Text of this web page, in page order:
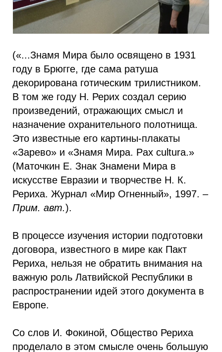
(«...Знамя Мира было освящено в 1931
году в Брюгге, где сама ратуша
декорирована готическим трилистником.
В том же году Н. Рерих создал серию
произведений, отражающих смысл и
назначение охранительного полотнища.
Это известные его картины-плакаты
«Зарево» и «Знамя Мира. Pax cultura.»
(Маточкин Е. Знак Знамени Мира в
искусстве Евразии и творчестве Н. К.
Рериха. Журнал «Мир Огненный», 1997. –
Прим. авт.).
В процессе изучения истории подготовки
договора, известного в мире как Пакт
Рериха, нельзя не обратить внимания на
важную роль Латвийской Республики в
распространении идей этого документа в
Европе.
Со слов И. Фокиной, Общество Рериха
проделало в этом смысле очень большую